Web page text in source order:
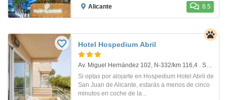
Alicante 8.5
Hotel Hospedium Abril
Av. Miguel Hernández 102, N-332/km 116,4 . San Juan De Alicante
Si optas por alojarte en Hospedium Hotel Abril de
San Juan de Alicante, estarás a menos de cinco
minutos en coche de la...